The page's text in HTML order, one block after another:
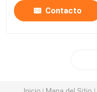
Contacto